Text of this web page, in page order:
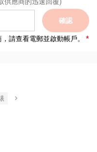
確認
請查看電郵並啟動帳戶。